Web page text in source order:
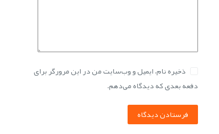
ذخیره نام، ایمیل و وب‌سایت من در این مرورگر برای
دفعه بعدی که دیدگاه می‌دهم.
فرستادن دیدگاه